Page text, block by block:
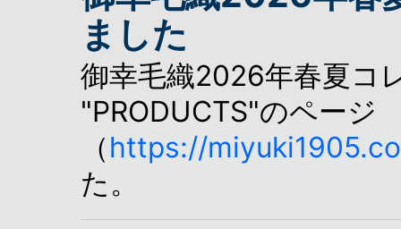
ました
御幸毛織2026年春夏コ
"PRODUCTS"のページ
（https://
た。